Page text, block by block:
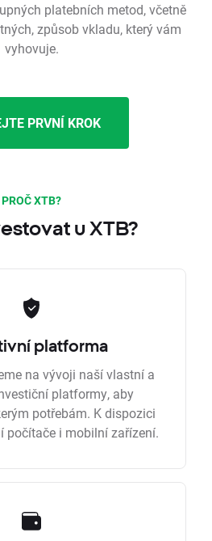
platebních metod, včetně
způsob vkladu, který vám
vyhovuje.
PRVNÍ KROK
PROČ XTB?
u XTB?
platforma
na vývoji naší vlastní a
platformy, aby
potřebám. K dispozici
počítače i mobilní zařízení.